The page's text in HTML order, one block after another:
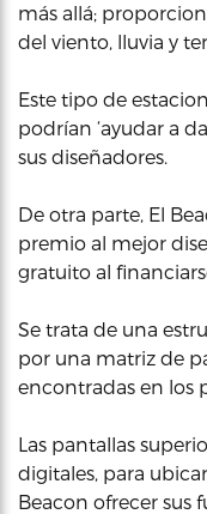
más allá;
del viento, lluvia y
Este tipo de
podrían ‘ayudar a
sus diseñadores.
De otra parte, El
premio al mejor
gratuito al
Se trata de una
por una matriz de
encontradas en los
Las pantallas
digitales, para
Beacon ofrecer sus